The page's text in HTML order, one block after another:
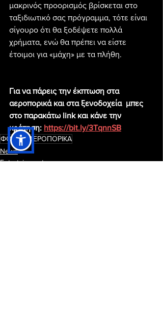
μακρινός προορισμός βρίσκεται στο
ταξιδιωτικό σας πρόγραμμα, τότε είναι
σίγουρο ότι θα ξοδέψετε πολλά
χρήματα, ενώ θα πρέπει να είστε
έτοιμοι για «μάχη» με τα πλήθη.
Για να πάρεις την έκπτωση στα
αεροπορικά και στα ξενοδοχεία  μπες
στο παρακάτω link και κάνε την
κράτηση: https://bit.ly/3TqnnSB
ΦΘΗΝΑ ΑΕΡΟΠΟΡΙΚΑ
News
Entertainment